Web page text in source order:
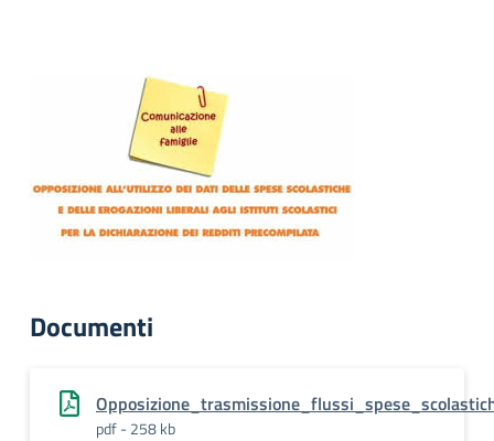
Documenti
pdf - 258 kb